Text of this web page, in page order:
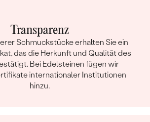
Transparenz
Schmuckstücke erhalten Sie ein
das die Herkunft und Qualität des
Bei Edelsteinen fügen wir
internationaler Institutionen
hinzu.